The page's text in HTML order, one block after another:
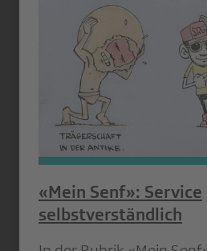
«Mein Senf»: Service
selbstverständlich